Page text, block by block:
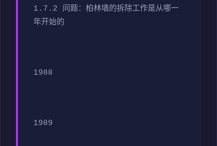
1.7.2 问题：柏林墙的拆除工作是从哪一
年开始的
1988
1989